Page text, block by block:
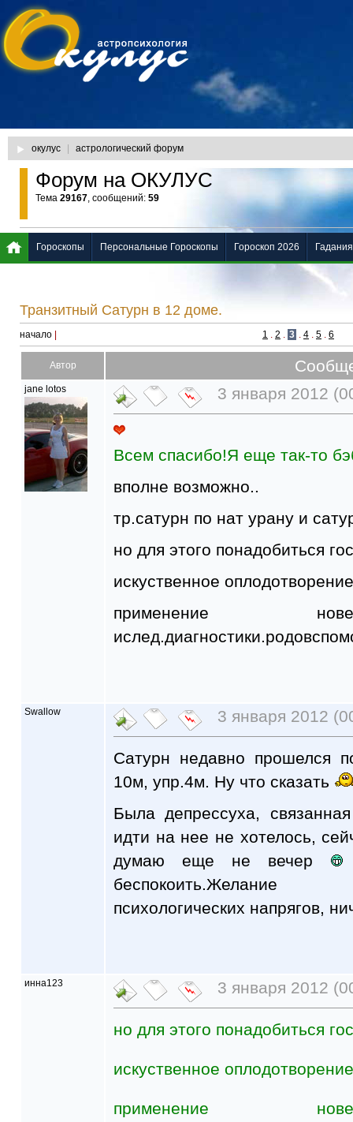
окулус астрологический форум
Форум на ОКУЛУС
Тема 29167, сообщений: 59
Транзитный Сатурн в 12 доме.
начало 1 . 2 . 3 . 4 . 5 . 6
Автор
jane lotos 3 января 2012
Всем спасибо!Я еще так-то
вполне возможно..
тр.сатурн по нат урану и
но для этого понадобиться
искуственное
применение
Swallow 3 января 2012
Сатурн недавно прошелся
10м, упр.4м. Ну что сказать
Была депрессуха,
идти на нее не хотелось,
думаю еще не вечер
психологических напрягов,
инна123 3 января 2012
но для этого понадобиться
искуственное
применение
Гороскопы Персональные Гороскопы Гороскоп 2026 Гадания